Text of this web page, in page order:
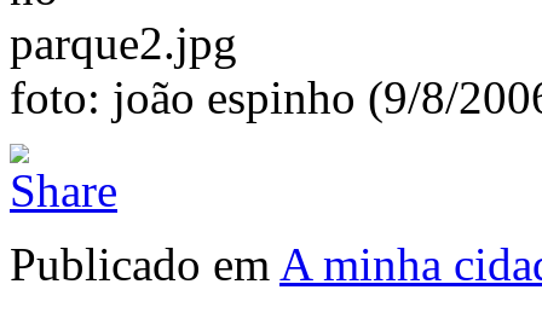
foto: joão espinho (9/8/
Publicado em A minha